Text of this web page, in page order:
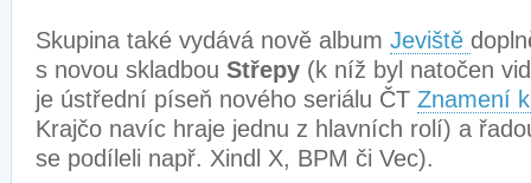
Skupina také vydává nově album Jeviště
s novou skladbou Střepy (k níž byl natočen
je ústřední píseň nového seriálu ČT Znamení
Krajčo navíc hraje jednu z hlavních rolí) a
se podíleli např. Xindl X, BPM či Vec).